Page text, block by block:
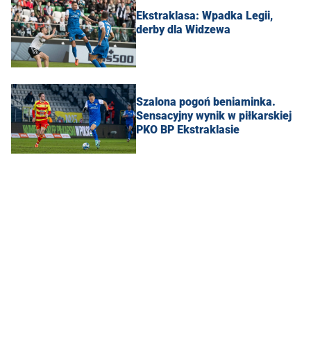
Ekstraklasa: Wpadka Legii,
derby dla Widzewa
Szalona pogoń beniaminka.
Sensacyjny wynik w piłkarskiej
PKO BP Ekstraklasie